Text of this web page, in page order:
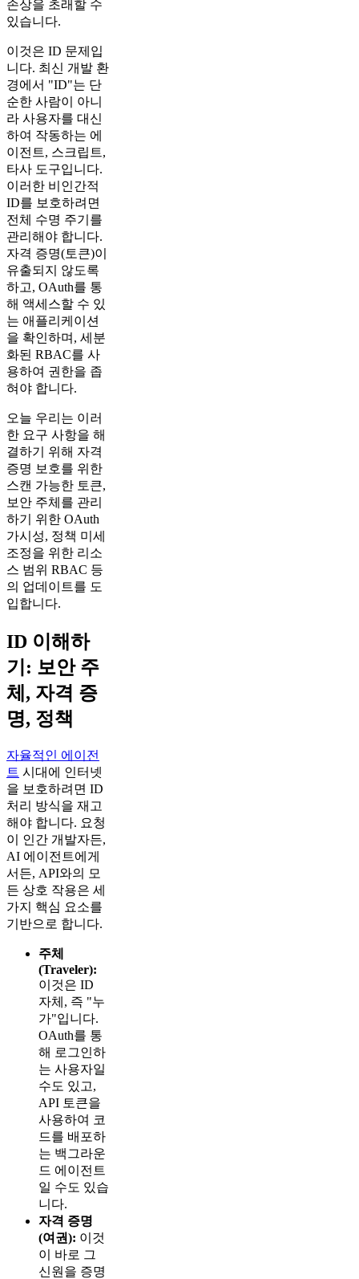
손상을 초래할 수
있습니다.
이것은 ID 문제입
니다. 최신 개발 환
경에서 "ID"는 단
순한 사람이 아니
라 사용자를 대신
하여 작동하는 에
이전트, 스크립트,
타사 도구입니다.
이러한 비인간적
ID를 보호하려면
전체 수명 주기를
관리해야 합니다.
자격 증명(토큰)이
유출되지 않도록
하고, OAuth를 통
해 액세스할 수 있
는 애플리케이션
을 확인하며, 세분
화된 RBAC를 사
용하여 권한을 좁
혀야 합니다.
오늘 우리는 이러
한 요구 사항을 해
결하기 위해 자격
증명 보호를 위한
스캔 가능한 토큰,
보안 주체를 관리
하기 위한 OAuth
가시성, 정책 미세
조정을 위한 리소
스 범위 RBAC 등
의 업데이트를 도
입합니다.
ID 이해하
기: 보안 주
체, 자격 증
명, 정책
자율적인 에이전
트 시대에 인터넷
을 보호하려면 ID
처리 방식을 재고
해야 합니다. 요청
이 인간 개발자든,
AI 에이전트에게
서든, API와의 모
든 상호 작용은 세
가지 핵심 요소를
기반으로 합니다.
주체
(Traveler):
이것은 ID
자체, 즉 "누
가"입니다.
OAuth를 통
해 로그인하
는 사용자일
수도 있고,
API 토큰을
사용하여 코
드를 배포하
는 백그라운
드 에이전트
일 수도 있습
니다.
자격 증명
(여권): 이것
이 바로 그
신원을 증명